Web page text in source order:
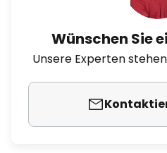
Wünschen Sie
Unsere Experten